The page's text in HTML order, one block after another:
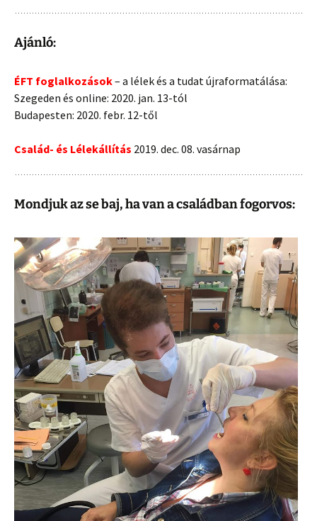
Ajánló:
ÉFT foglalkozások– a lélek és a tudat újraformatálása:
Szegeden és online: 2020. jan. 13-tól
Budapesten: 2020. febr. 12-től
Család- és Lélekállítás 2019. dec. 08. vasárnap
Mondjuk az se baj, ha van a családban fogorvos: